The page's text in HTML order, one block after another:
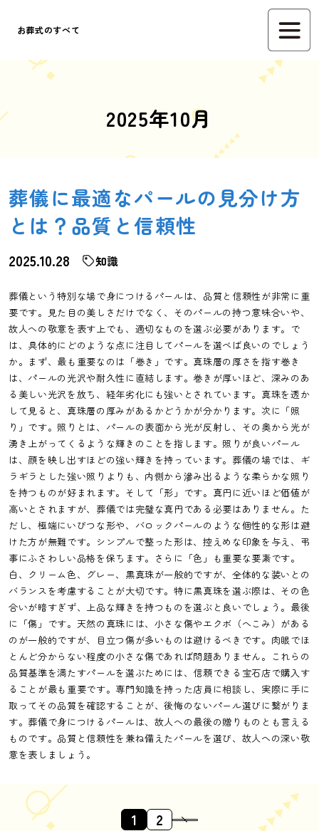
お葬式のすべて
2025年10月
葬儀に最適なパールの見分け方
とは？品質と信頼性
2025.10.28 知識
葬儀という特別な場で身につけるパールは、品質と信頼性が非常に重
要です。見た目の美しさだけでなく、そのパールの持つ意味合いや、
故人への敬意を表す上でも、適切なものを選ぶ必要があります。で
は、具体的にどのような点に注目してパールを選べば良いのでしょう
か。まず、最も重要なのは「巻き」です。真珠層の厚さを指す巻き
は、パールの光沢や耐久性に直結します。巻きが厚いほど、深みのあ
る美しい光沢を放ち、経年劣化にも強いとされています。真珠を透か
して見ると、真珠層の厚みがあるかどうかが分かります。次に「照
り」です。照りとは、パールの表面から光が反射し、その奥から光が
湧き上がってくるような輝きのことを指します。照りが良いパール
は、顔を映し出すほどの強い輝きを持っています。葬儀の場では、ギ
ラギラとした強い照りよりも、内側から滲み出るような柔らかな照り
を持つものが好まれます。そして「形」です。真円に近いほど価値が
高いとされますが、葬儀では完璧な真円である必要はありません。た
だし、極端にいびつな形や、バロックパールのような個性的な形は避
けた方が無難です。シンプルで整った形は、控えめな印象を与え、弔
事にふさわしい品格を保ちます。さらに「色」も重要な要素です。
白、クリーム色、グレー、黒真珠が一般的ですが、全体的な装いとの
バランスを考慮することが大切です。特に黒真珠を選ぶ際は、その色
合いが暗すぎず、上品な輝きを持つものを選ぶと良いでしょう。最後
に「傷」です。天然の真珠には、小さな傷やエクボ（へこみ）がある
のが一般的ですが、目立つ傷が多いものは避けるべきです。肉眼でほ
とんど分からない程度の小さな傷であれば問題ありません。これらの
品質基準を満たすパールを選ぶためには、信頼できる宝石店で購入す
ることが最も重要です。専門知識を持った店員に相談し、実際に手に
取ってその品質を確認することが、後悔のないパール選びに繋がりま
す。葬儀で身につけるパールは、故人への最後の贈りものとも言える
ものです。品質と信頼性を兼ね備えたパールを選び、故人への深い敬
意を表しましょう。
1 2